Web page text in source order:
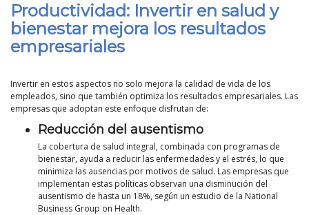
Productividad: Invertir en salud y
bienestar mejora los resultados
empresariales
Invertir en estos aspectos no solo mejora la calidad de vida de los
empleados, sino que también optimiza los resultados empresariales. Las
empresas que adoptan este enfoque disfrutan de:
Reducción del ausentismo
La cobertura de salud integral, combinada con programas de
bienestar, ayuda a reducir las enfermedades y el estrés, lo que
minimiza las ausencias por motivos de salud. Las empresas que
implementan estas políticas observan una disminución del
ausentismo de hasta un 18%, según un estudio de la National
Business Group on Health.